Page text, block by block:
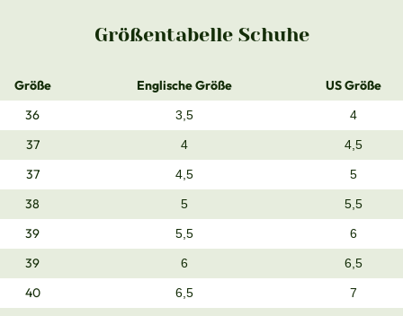
Größentabelle Schuhe
Größe Englische Größe
US Größe
36
3,5 4
37 4 4,5
37 4,5 5
38 5 5,5
39 5,5 6
39 6 6,5
40 6,5 7